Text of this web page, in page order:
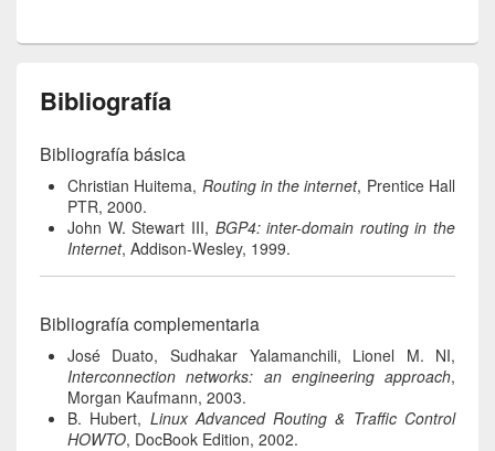
Bibliografía
Bibliografía básica
Christian Huitema, Routing in the internet, Prentice Hall
PTR, 2000.
John W. Stewart III, BGP4: inter-domain routing in the
Internet, Addison-Wesley, 1999.
Bibliografía complementaria
José Duato, Sudhakar Yalamanchili, Lionel M. NI,
Interconnection networks: an engineering approach,
Morgan Kaufmann, 2003.
B. Hubert, Linux Advanced Routing & Traffic Control
HOWTO, DocBook Edition, 2002.